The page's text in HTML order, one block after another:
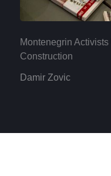
Montenegrin
Construction
Damir Zovic